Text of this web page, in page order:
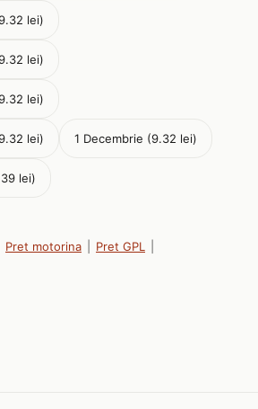
lei)
lei)
lei)
lei) 1 Decembrie (9.32 lei)
lei)
Pret motorina Pret GPL